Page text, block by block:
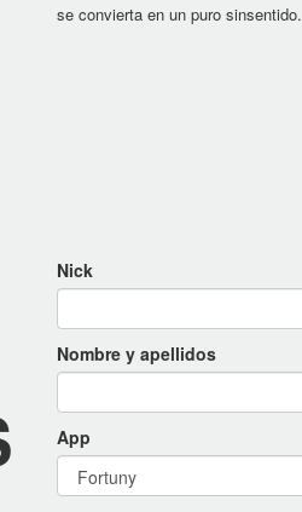
se convierta en un puro sinsentido.
Nick
Nombre y apellidos
App